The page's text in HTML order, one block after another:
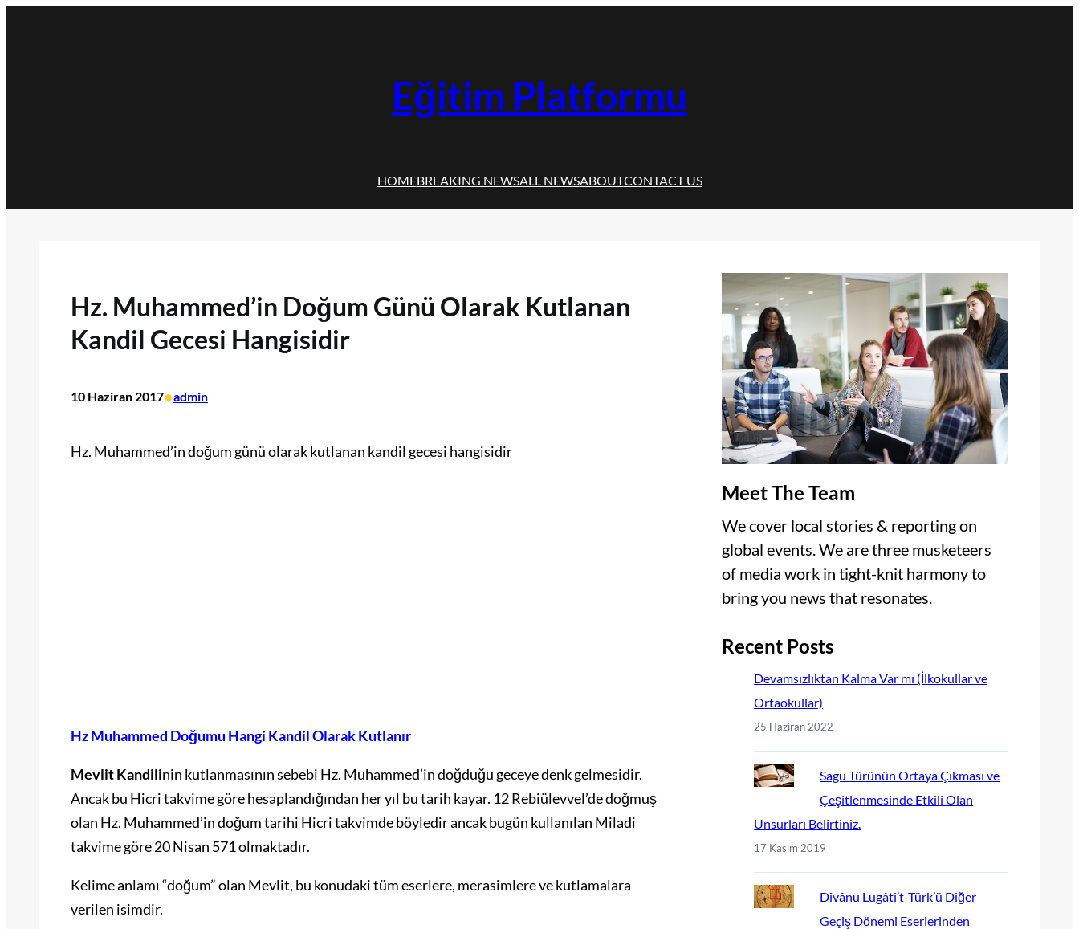
Eğitim Platformu
HOMEBREAKING NEWSALL NEWSABOUTCONTACT US
Hz. Muhammed’in Doğum Günü Olarak Kutlanan
Kandil Gecesi Hangisidir
10 Haziran 2017•admin
Hz. Muhammed’in doğum günü olarak kutlanan kandil gecesi hangisidir
Hz Muhammed Doğumu Hangi Kandil Olarak Kutlanır
Mevlit Kandilinin kutlanmasının sebebi Hz. Muhammed’in doğduğu geceye denk gelmesidir.
Ancak bu Hicri takvime göre hesaplandığından her yıl bu tarih kayar. 12 Rebiülevvel’de doğmuş
olan Hz. Muhammed’in doğum tarihi Hicri takvimde böyledir ancak bugün kullanılan Miladi
takvime göre 20 Nisan 571 olmaktadır.
Kelime anlamı “doğum” olan Mevlit, bu konudaki tüm eserlere, merasimlere ve kutlamalara
verilen isimdir.
Meet The Team
We cover local stories & reporting on
global events. We are three musketeers
of media work in tight-knit harmony to
bring you news that resonates.
Recent Posts
Devamsızlıktan Kalma Var mı (İlkokullar ve
Ortaokullar)
25 Haziran 2022
Sagu Türünün Ortaya Çıkması ve
Çeşitlenmesinde Etkili Olan
Unsurları Belirtiniz.
17 Kasım 2019
Dîvânu Lugâti’t-Türk’ü Diğer
Geçiş Dönemi Eserlerinden